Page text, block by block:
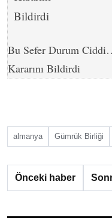
Bu Sefer Durum
Kararını Bildirdi
almanya Gümrük Birliği
Önceki haber